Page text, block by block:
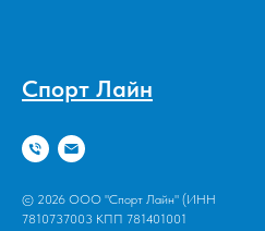
Спорт Лайн
© 2026 ООО "Спорт Лайн" (ИНН
7810737003 КПП 781401001